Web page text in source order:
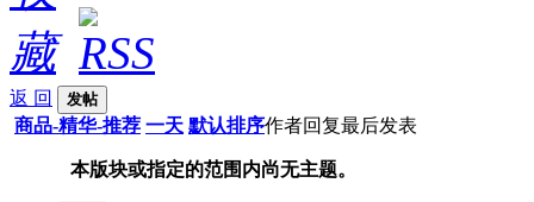
返 回 发帖
商品-精华-推荐 一天 默认排序作者回复最后发表
本版块或指定的范围内尚无主题。